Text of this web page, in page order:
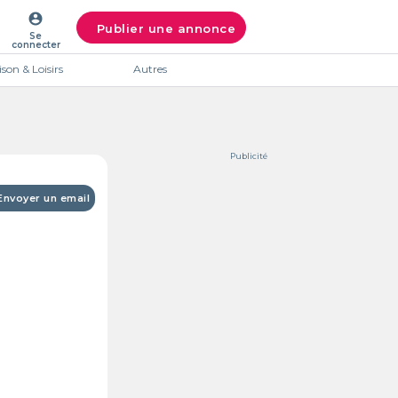
account_circle
Se
connecter
Publier une annonce
& Loisirs Autres
un email
Publicité